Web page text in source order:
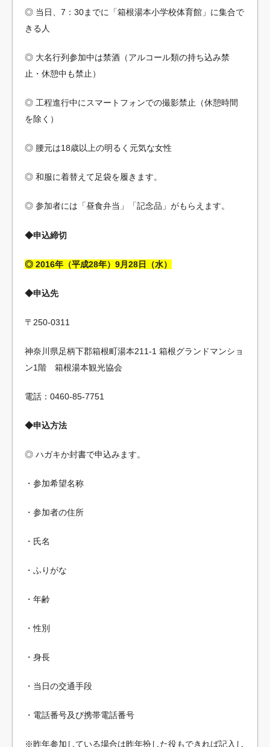
◎ 当日、7：30までに「箱根湯本小学校体育館」に集合で
きる人
◎ 大名行列参加中は禁酒（アルコール類の持ち込み禁
止・休憩中も禁止）
◎ 工程進行中にスマートフォンでの撮影禁止（休憩時間
を除く）
◎ 腰元は18歳以上の明るく元気な女性
◎ 和服に着替えて足袋を履きます。
◎ 参加者には「昼食弁当」「記念品」がもらえます。
◆申込締切
◎ 2016年（平成28年）9月28日（水）
◆申込先
〒250-0311
神奈川県足柄下郡箱根町湯本211-1 箱根グランドマンショ
ン1階 箱根湯本観光協会
電話：0460-85-7751
◆申込方法
◎ ハガキか封書で申込みます。
・参加希望名称
・参加者の住所
・氏名
・ふりがな
・年齢
・性別
・身長
・当日の交通手段
・電話番号及び携帯電話番号
※昨年参加している場合は昨年扮した役もできれば記入し